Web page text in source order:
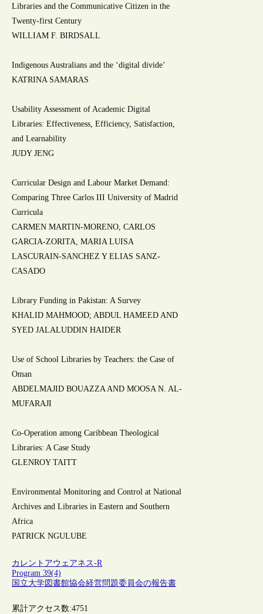
Libraries and the Communicative Citizen in the
Twenty-first Century
WILLIAM F. BIRDSALL
Indigenous Australians and the ‘digital divide’
KATRINA SAMARAS
Usability Assessment of Academic Digital
Libraries: Effectiveness, Efficiency, Satisfaction,
and Learnability
JUDY JENG
Curricular Design and Labour Market Demand:
Comparing Three Carlos III University of Madrid
Curricula
CARMEN MARTIN-MORENO, CARLOS
GARCIA-ZORITA, MARIA LUISA
LASCURAIN-SANCHEZ Y ELIAS SANZ-
CASADO
Library Funding in Pakistan: A Survey
KHALID MAHMOOD; ABDUL HAMEED AND
SYED JALALUDDIN HAIDER
Use of School Libraries by Teachers: the Case of
Oman
ABDELMAJID BOUAZZA AND MOOSA N. AL-
MUFARAJI
Co-Operation among Caribbean Theological
Libraries: A Case Study
GLENROY TAITT
Environmental Monitoring and Control at National
Archives and Libraries in Eastern and Southern
Africa
PATRICK NGULUBE
カレントアウェアネス-R
Program 39(4)
国立大学図書館協会経営問題委員会の報告書
累計アクセス数:4751